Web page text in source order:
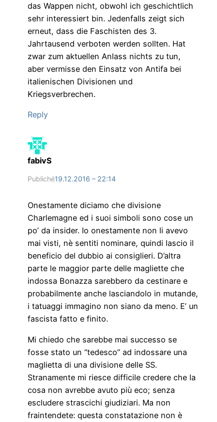
das Wappen nicht, obwohl ich geschichtlich
sehr interessiert bin. Jedenfalls zeigt sich
erneut, dass die Faschisten des 3.
Jahrtausend verboten werden sollten. Hat
zwar zum aktuellen Anlass nichts zu tun,
aber vermisse den Einsatz von Antifa bei
italienischen Divisionen und
Kriegsverbrechen.
Reply
fabivS
Publiché19.12.2016 – 22:14
Onestamente diciamo che divisione
Charlemagne ed i suoi simboli sono cose un
po’ da insider. Io onestamente non li avevo
mai visti, nè sentiti nominare, quindi lascio il
beneficio del dubbio ai consiglieri. D’altra
parte le maggior parte delle magliette che
indossa Bonazza sarebbero da cestinare e
probabilmente anche lasciandolo in mutande,
i tatuaggi immagino non siano da meno. E’ un
fascista fatto e finito.
Mi chiedo che sarebbe mai successo se
fosse stato un “tedesco” ad indossare una
maglietta di una divisione delle SS.
Stranamente mi riesce difficile credere che la
cosa non avrebbe avuto più eco; senza
escludere strascichi giudiziari. Ma non
fraintendete: questa constatazione non è